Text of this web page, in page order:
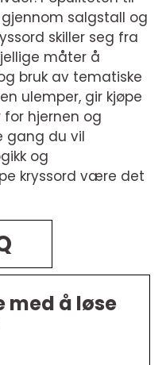
salgstall og
skiller seg fra
måter å
bruk av tematiske
ulemper, gir kjøpe
for hjernen og
gang du vil
og
kryssord være det
med å løse